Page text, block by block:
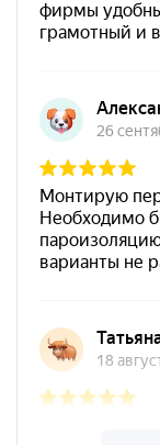
Для
Высокая
Высокая
Широкая
Может
красок;
Можно